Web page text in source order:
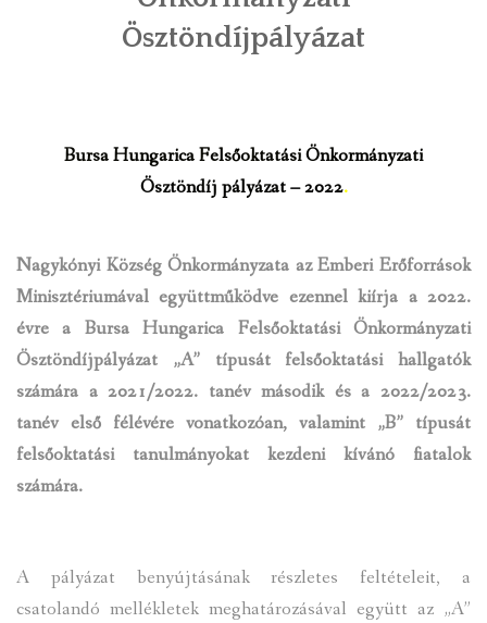
INTÉZMÉNYEK
GALÉRIA
LETÖLTHETŐ NYOMTATVÁNYOK
VÁLASZTÁS 2026
TELEPÜLÉSIKÉPVISELŐI VAGYONNYILATKOZATOK – 2026.
ROMA NEMZETISÉGI ÖNKORMÁNYZATI KÉPVISELŐK
VAGYONNYILATKOZATA – 2026. ÉV
Ösztöndíjpályázat
BursaHungaricaFelsőoktatásiÖnkormányzati
Ösztöndíj pályázat–2022.
Nagykónyi Község Önkormányzata az Emberi Erőforrások
Minisztériumával együttműködve ezennel kiírja a 2022.
évre a Bursa Hungarica Felsőoktatási Önkormányzati
Ösztöndíjpályázat „A” típusát felsőoktatási hallgatók
számára a 2021/2022. tanév második és a 2022/2023.
tanév első félévére vonatkozóan, valamint „B” típusát
felsőoktatási tanulmányokat kezdeni kívánó fiatalok
számára.
A pályázat benyújtásának részletes feltételeit, a
csatolandó mellékletek meghatározásával együtt az „A”